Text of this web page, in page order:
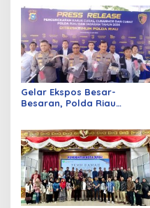
Gelar Ekspos Besar-
Besaran, Polda Riau
Curanmor